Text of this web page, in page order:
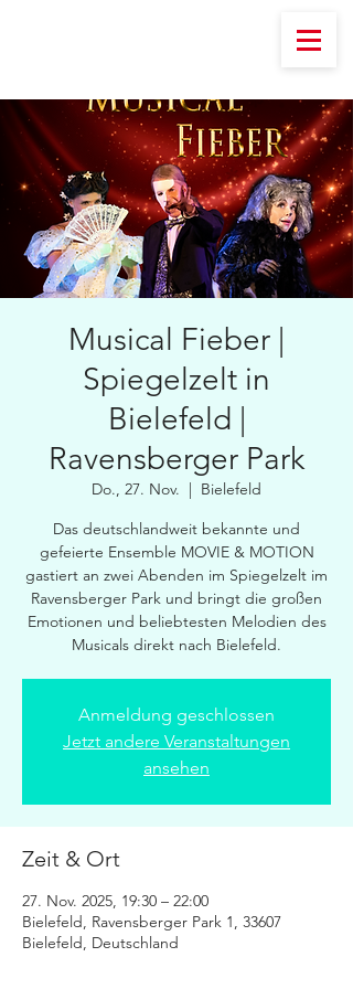
Musical Fieber |
Spiegelzelt in
Bielefeld |
Ravensberger Park
Do., 27. Nov.
  |
Bielefeld
Das deutschlandweit bekannte und
gefeierte Ensemble MOVIE & MOTION
gastiert an zwei Abenden im Spiegelzelt im
Ravensberger Park und bringt die großen
Emotionen und beliebtesten Melodien des
Musicals direkt nach Bielefeld.
Anmeldung geschlossen
Jetzt andere Veranstaltungen
ansehen
Zeit & Ort
27. Nov. 2025, 19:30 – 22:00
Bielefeld, Ravensberger Park 1, 33607
Bielefeld, Deutschland